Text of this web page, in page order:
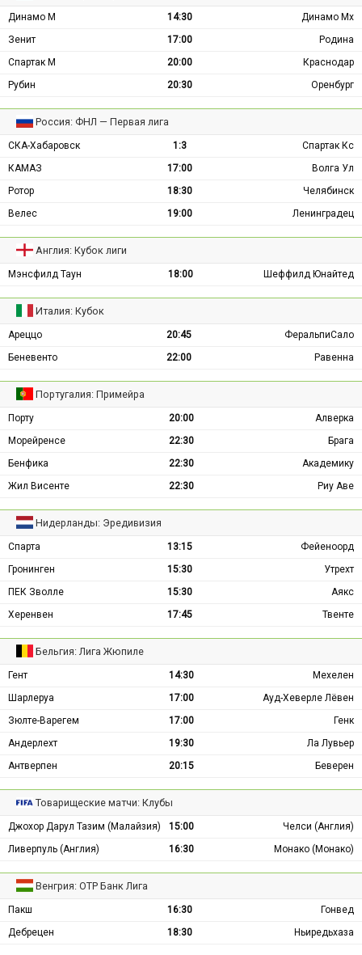
Динамо М 14:30
Динамо Мх
Зенит
17:00
Родина
Спартак М
20:00
Краснодар
Рубин
20:30 Оренбург
Россия: ФНЛ — Первая лига
СКА-Хабаровск 1:3
Спартак Кс
КАМАЗ
17:00
Волга Ул
Ротор
18:30
Челябинск
Велес
19:00 Ленинградец
Англия: Кубок лиги
Мэнсфилд Таун 18:00 Шеффилд Юнайтед
Италия: Кубок
Ареццо 20:45
ФеральпиСало
Беневенто
22:00 Равенна
Португалия: Примейра
Порту 20:00
Алверка
Морейренсе
22:30
Брага
Бенфика
22:30
Академику
Жил Висенте
22:30 Риу Аве
Нидерланды: Эредивизия
Спарта 13:15
Фейеноорд
Гронинген
15:30
Утрехт
ПЕК Зволле
15:30
Аякс
Херенвен
17:45 Твенте
Бельгия: Лига Жюпиле
Гент 14:30
Мехелен
Шарлеруа
17:00
Ауд-Хеверле Лёвен
Зюлте-Варегем
17:00
Генк
Андерлехт
19:30
Ла Лувьер
Антверпен
20:15 Беверен
Товарищеские матчи: Клубы
Джохор Дарул Тазим (Малайзия) 15:00
Челси (Англия)
Ливерпуль (Англия)
16:30 Монако (Монако)
Венгрия: ОТР Банк Лига
Пакш 16:30
Гонвед
Дебрецен
18:30 Ньиредьхаза